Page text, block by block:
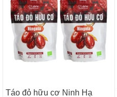
Táo đỏ hữu cơ Ninh Hạ